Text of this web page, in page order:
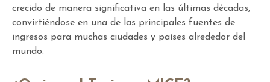
crecido de manera significativa en las últimas décadas,
convirtiéndose en una de las principales fuentes de
ingresos para muchas ciudades y países alrededor del
mundo.